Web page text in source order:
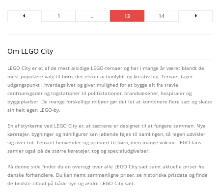
1 … 13 14
Om LEGO City
LEGO City er et af de mest alsidige LEGO-temaer og har i mange år været blandt de
mest populære valg til børn, der elsker actionfyldt og kreativ leg. Temaet tager
udgangspunkt i hverdagslivet og giver mulighed for at bygge alt fra travle
centrumsgader og togstationer til politistationer, brandvæsener, hospitaler og
byggepladser. De mange forskellige miljøer gør det let at kombinere flere sæt og skabe
sin helt egen LEGO-by.
En af styrkerne ved LEGO City er, at sættene er designet til at fungere sammen. Nye
køretøjer, bygninger og minifigurer kan løbende føjes til samlingen, så legen udvikler
sig over tid. Temaet henvender sig primært til børn, men mange voksne LEGO-fans
samler også på de større køretøjer, tog og specialudgivelser.
På denne side finder du en oversigt over alle LEGO City sæt samt aktuelle priser fra
danske forhandlere. Du kan nemt sammenligne priser, se historiske prisdata og finde
de bedste tilbud på både nye og ældre LEGO City sæt.